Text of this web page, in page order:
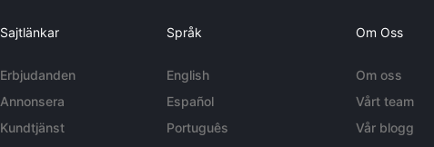
Sajtlänkar
Erbjudanden
Annonsera
Kundtjänst
Språk
English
Español
Português
Om Oss
Om oss
Vårt team
Vår blogg